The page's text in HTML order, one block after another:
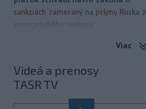
sankciách zameraný na príjmy Ruska z
energetického sektora.
Slovenská polícia prispela k
ktorý sa podarilo ukončiť
právoplatným odsúdením páchateľa v
Viac
Videá a prenosy
TASR TV